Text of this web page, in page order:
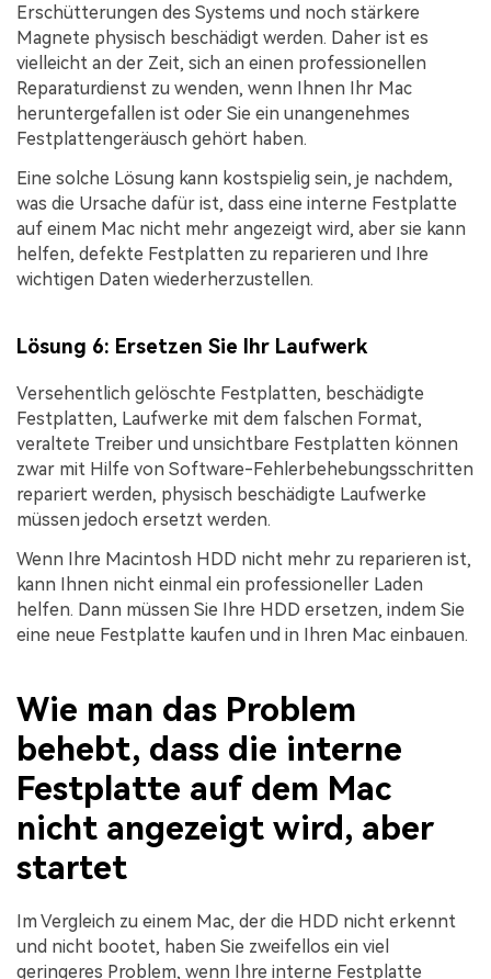
Erschütterungen des Systems und noch stärkere
Magnete physisch beschädigt werden. Daher ist es
vielleicht an der Zeit, sich an einen professionellen
Reparaturdienst zu wenden, wenn Ihnen Ihr Mac
heruntergefallen ist oder Sie ein unangenehmes
Festplattengeräusch gehört haben.
Eine solche Lösung kann kostspielig sein, je nachdem,
was die Ursache dafür ist, dass eine interne Festplatte
auf einem Mac nicht mehr angezeigt wird, aber sie kann
helfen, defekte Festplatten zu reparieren und Ihre
wichtigen Daten wiederherzustellen.
Lösung 6: Ersetzen Sie Ihr Laufwerk
Versehentlich gelöschte Festplatten, beschädigte
Festplatten, Laufwerke mit dem falschen Format,
veraltete Treiber und unsichtbare Festplatten können
zwar mit Hilfe von Software-Fehlerbehebungsschritten
repariert werden, physisch beschädigte Laufwerke
müssen jedoch ersetzt werden.
Wenn Ihre Macintosh HDD nicht mehr zu reparieren ist,
kann Ihnen nicht einmal ein professioneller Laden
helfen. Dann müssen Sie Ihre HDD ersetzen, indem Sie
eine neue Festplatte kaufen und in Ihren Mac einbauen.
Wie man das Problem
behebt, dass die interne
Festplatte auf dem Mac
nicht angezeigt wird, aber
startet
Im Vergleich zu einem Mac, der die HDD nicht erkennt
und nicht bootet, haben Sie zweifellos ein viel
geringeres Problem, wenn Ihre interne Festplatte